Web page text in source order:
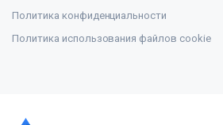
Политика конфиденциальности
Политика использования файлов cookie